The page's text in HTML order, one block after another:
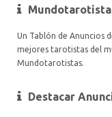
Un Tablón de Anuncios
mejores tarotistas del
Mundotarotistas.
Destacar